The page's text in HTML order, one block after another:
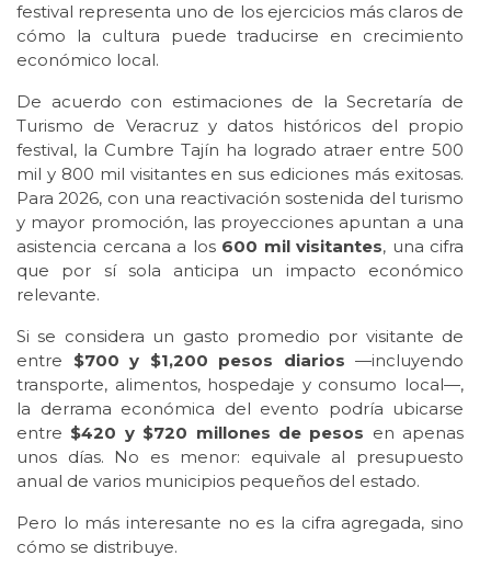
festival representa uno de los ejercicios más claros de
cómo la cultura puede traducirse en crecimiento
económico local.
De acuerdo con estimaciones de la Secretaría de
Turismo de Veracruz y datos históricos del propio
festival, la Cumbre Tajín ha logrado atraer entre 500
mil y 800 mil visitantes en sus ediciones más exitosas.
Para 2026, con una reactivación sostenida del turismo
y mayor promoción, las proyecciones apuntan a una
asistencia cercana a los 600 mil visitantes, una cifra
que por sí sola anticipa un impacto económico
relevante.
Si se considera un gasto promedio por visitante de
entre $700 y $1,200 pesos diarios —incluyendo
transporte, alimentos, hospedaje y consumo local—,
la derrama económica del evento podría ubicarse
entre $420 y $720 millones de pesos en apenas
unos días. No es menor: equivale al presupuesto
anual de varios municipios pequeños del estado.
Pero lo más interesante no es la cifra agregada, sino
cómo se distribuye.